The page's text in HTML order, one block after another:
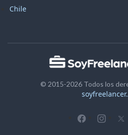
Chile
© 2015-2026 Todos los